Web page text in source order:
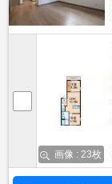
画像 : 23枚